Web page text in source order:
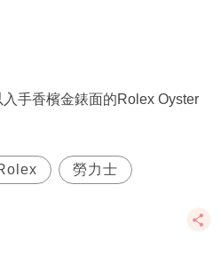
手香檳金錶面的​Rolex Oyster
勞力士